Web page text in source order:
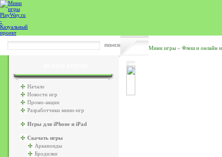
Мини игры » Флеш и онлайн
Начало
Новости игр
Промо-акции
Разработчики мини-игр
Игры для iPhone и iPad
Скачать игры
Арканоиды
Бродилки